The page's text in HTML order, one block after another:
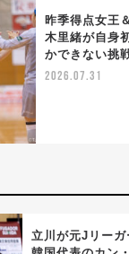
昨季得点女王
木里緒が自身
かできない挑
2026.07.31
立川が元Jリー